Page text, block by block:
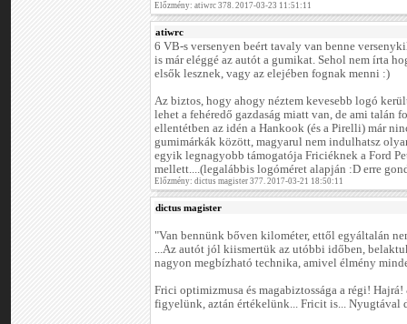
Előzmény: atiwrc 378. 2017-03-23 11:51:11
atiwrc
6 VB-s versenyen beért tavaly van benne
is már eléggé az autót a gumikat. Sehol nem írta
elsők lesznek, vagy az elejében fognak menni :)
Az biztos, hogy ahogy néztem kevesebb logó
lehet a fehéredő gazdaság miatt van, de ami talán
ellentétben az idén a Hankook (és a Pirelli) már
gumimárkák között, magyarul nem indulhatsz
egyik legnagyobb támogatója Friciéknek a Ford
mellett....(legalábbis logóméret alapján :D erre
Előzmény: dictus magister 377. 2017-03-21 18:50:11
dictus magister
"Van bennünk bőven kilométer, ettől egyáltalán
...Az autót jól kiismertük az utóbbi időben,
nagyon megbízható technika, amivel élmény
Frici optimizmusa és magabiztossága a régi!
figyelünk, aztán értékelünk... Fricit is... Nyugtával